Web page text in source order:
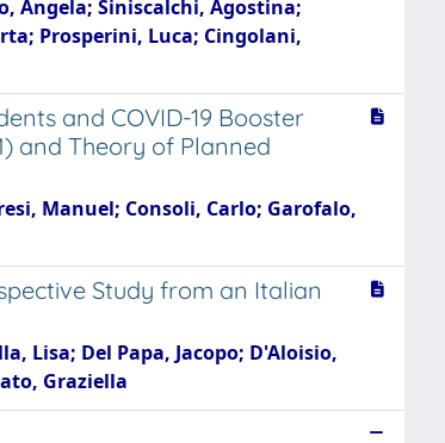
Angela; Siniscalchi, Agostina;
Prosperini, Luca; Cingolani,
and COVID-19 Booster
and Theory of Planned
Manuel; Consoli, Carlo; Garofalo,
Study from an Italian
Lisa; Del Papa, Jacopo; D'Aloisio,
Graziella